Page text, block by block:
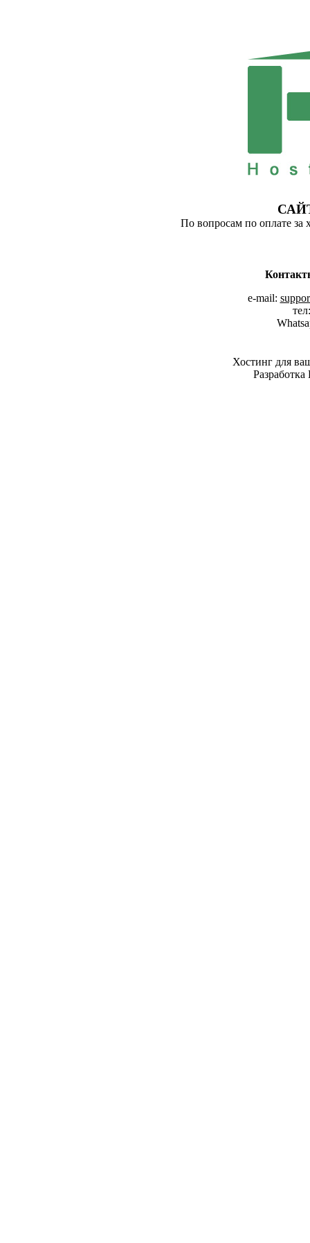
По вопросам по оплате за
e-mail:
Хостинг для